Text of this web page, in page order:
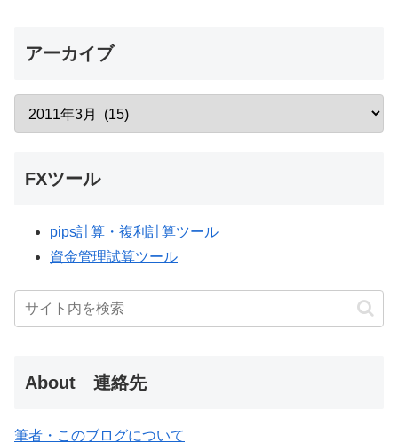
アーカイブ
FXツール
pips計算・複利計算ツール
資金管理試算ツール
About 連絡先
筆者・このブログについて